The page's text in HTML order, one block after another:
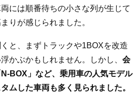
には順番待ちの小さな列が生じて
りが感じられました。
と、まずトラックや1BOXを改造
かぶかもしれません。しかし、 会
BOX」など、乗用車の人気モデル
ムした車両も多く見られました。